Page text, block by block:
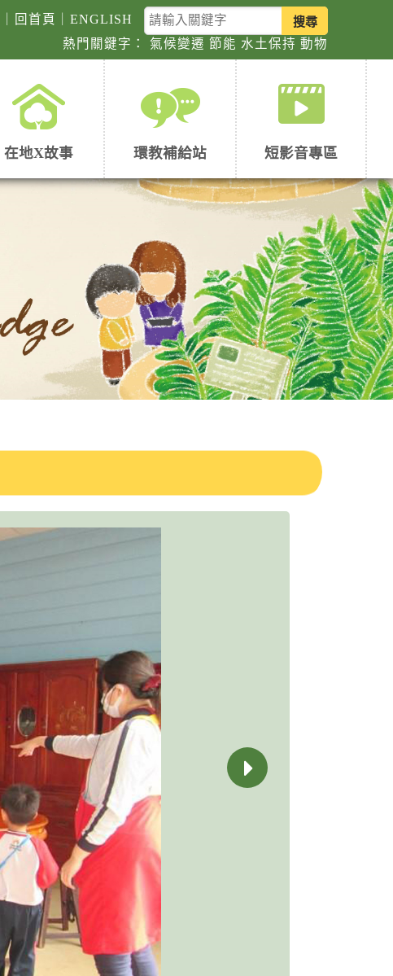
回首頁 ｜ENGLISH
關
鍵
字
熱門關鍵字：氣候變遷 節能 水土保持 動物
在地X故事 環教補給站 短影音專區